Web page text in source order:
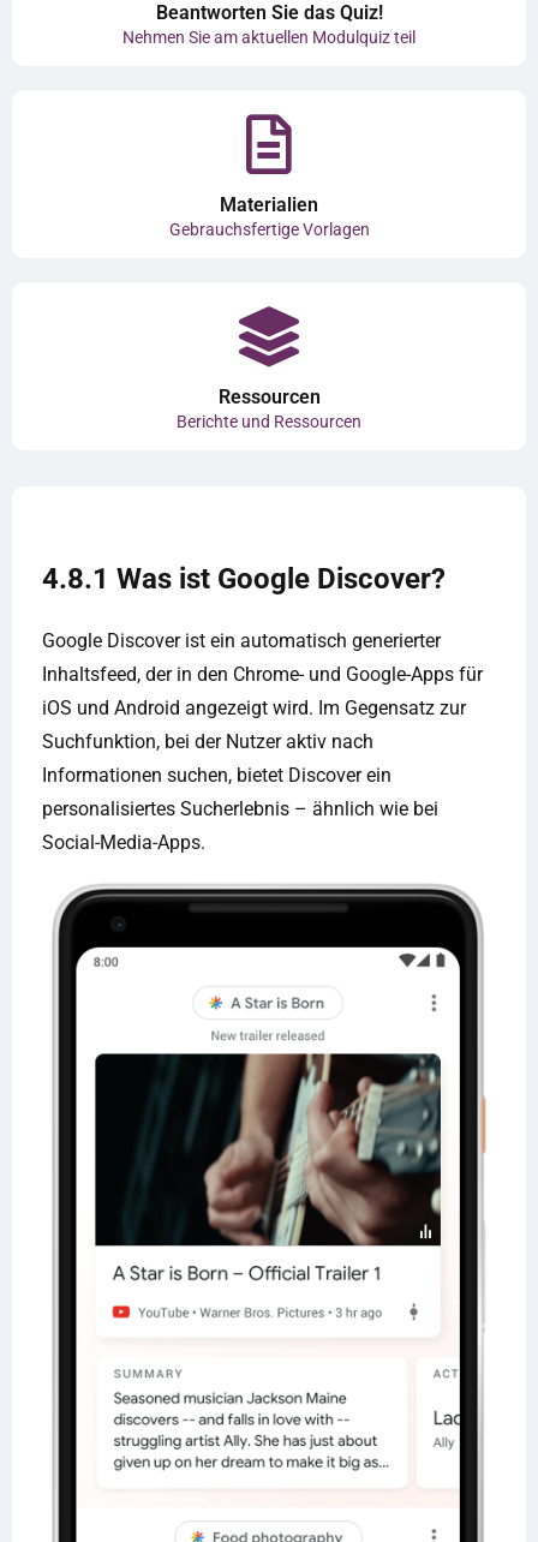
Beantworten Sie das Quiz!
Nehmen Sie am aktuellen Modulquiz teil
Materialien
Gebrauchsfertige Vorlagen
Ressourcen
Berichte und Ressourcen
4.8.1 Was ist Google Discover?
Google Discover ist ein automatisch generierter
Inhaltsfeed, der in den Chrome- und Google-Apps für
iOS und Android angezeigt wird. Im Gegensatz zur
Suchfunktion, bei der Nutzer aktiv nach
Informationen suchen, bietet Discover ein
personalisiertes Sucherlebnis – ähnlich wie bei
Social-Media-Apps.